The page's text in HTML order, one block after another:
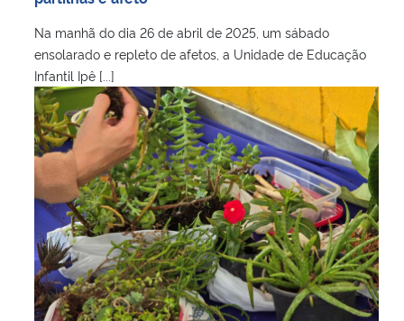
Na manhã do dia 26 de abril de 2025, um sábado
ensolarado e repleto de afetos, a Unidade de Educação
Infantil Ipê [...]